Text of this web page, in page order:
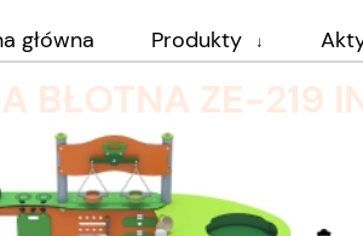
główna Produkty
BŁOTNA ZE-